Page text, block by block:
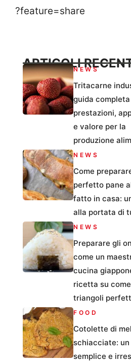
?feature=share
ARTICOLINEWS
Tritacarne
guida completa
prestazioni,
e valore per la
produzione
NEWS
Come
perfetto pane
fatto in casa:
alla portata di
NEWS
Preparare gli
come un
cucina
ricetta su
triangoli
FOOD
Cotolette di
schiacciate:
semplice e